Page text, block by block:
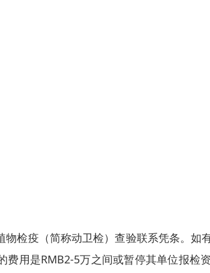
检疫（简称动卫检）查验联系凭条。如
费用是RMB2-5万之间或暂停其单位报检